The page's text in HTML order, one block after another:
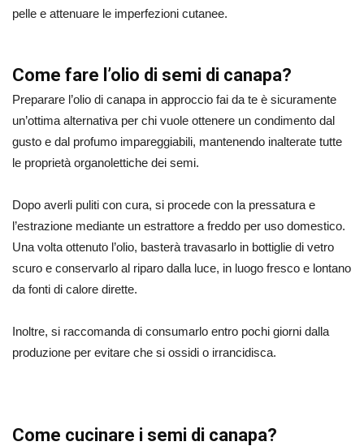
pelle e attenuare le imperfezioni cutanee.
Come fare l’olio di semi di canapa?
Preparare l’olio di canapa in approccio fai da te è sicuramente
un’ottima alternativa per chi vuole ottenere un condimento dal
gusto e dal profumo impareggiabili, mantenendo inalterate tutte
le proprietà organolettiche dei semi.
Dopo averli puliti con cura, si procede con la pressatura e
l’estrazione mediante un estrattore a freddo per uso domestico.
Una volta ottenuto l’olio, basterà travasarlo in bottiglie di vetro
scuro e conservarlo al riparo dalla luce, in luogo fresco e lontano
da fonti di calore dirette.
Inoltre, si raccomanda di consumarlo entro pochi giorni dalla
produzione per evitare che si ossidi o irrancidisca.
Come cucinare i semi di canapa?